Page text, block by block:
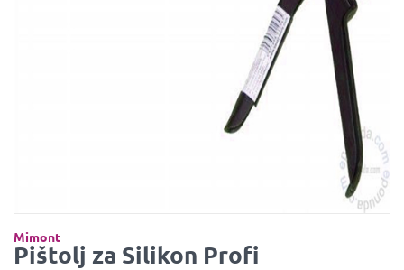
Mimont
Pištolj za Silikon Profi